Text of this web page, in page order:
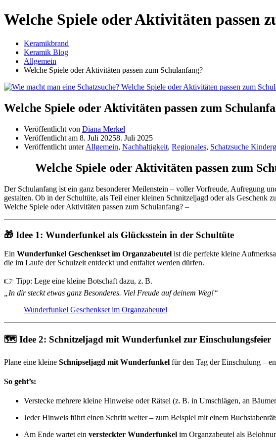
Welche Spiele oder Aktivitäten passen
Keramikbrand
Keramik Blog
Allgemein
Welche Spiele oder Aktivitäten passen zum Schulanfang?
Welche Spiele oder Aktivitäten passen zum
Veröffentlicht von Diana Merkel
Veröffentlicht am 8. Juli 20258. Juli 2025
Veröffentlicht unterAllgemein, Nachhaltigkeit, Regionales, Schatzsuche
Welche Spiele oder Aktivitäten passen zum
Der Schulanfang ist ein ganz besonderer Meilenstein – voller Vorfreude, Aufregung
gestalten. Ob in der Schultüte, als Teil einer kleinen Schnitzeljagd oder als
Welche Spiele oder Aktivitäten passen zum Schulanfang? –
🎁 Idee 1: Wunderfunkel als Glücksstein in der Schultüte
Ein Wunderfunkel Geschenkset im Organzabeutel ist die perfekte kleine
die im Laufe der Schulzeit entdeckt und entfaltet werden dürfen.
👉 Tipp: Lege eine kleine Botschaft dazu, z. B.
„In dir steckt etwas ganz Besonderes. Viel Freude auf deinem Weg!“
Wunderfunkel Geschenkset im Organzabeutel
🗺️ Idee 2: Schnitzeljagd mit Wunderfunkel zur Einschulungsfeier
Plane eine kleine Schnipseljagd mit Wunderfunkel für den Tag der Einschulung –
So geht’s:
Verstecke mehrere kleine Hinweise oder Rätsel (z. B. in Umschlägen, an
Jeder Hinweis führt einen Schritt weiter – zum Beispiel mit einem
Am Ende wartet ein versteckter Wunderfunkel im Organzabeutel als